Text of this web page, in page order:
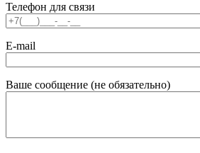
Телефон для связи
E-mail
Ваше сообщение (не обязательно)